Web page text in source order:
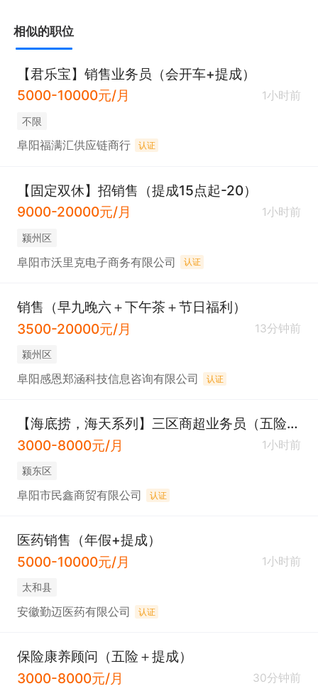
相似的职位
【君乐宝】销售业务员（会开车+提成）
5000-10000元/月
1小时前
不限
阜阳福满汇供应链商行 认证
【固定双休】招销售（提成15点起-20）
9000-20000元/月
1小时前
颍州区
阜阳市沃里克电子商务有限公司 认证
销售（早九晚六＋下午茶＋节日福利）
3500-20000元/月
13分钟前
颍州区
阜阳感恩郑涵科技信息咨询有限公司 认证
【海底捞，海天系列】三区商超业务员（五险+提成）
3000-8000元/月
1小时前
颍东区
阜阳市民鑫商贸有限公司 认证
医药销售（年假+提成）
5000-10000元/月
1小时前
太和县
安徽勤迈医药有限公司 认证
保险康养顾问（五险＋提成）
3000-8000元/月
30分钟前